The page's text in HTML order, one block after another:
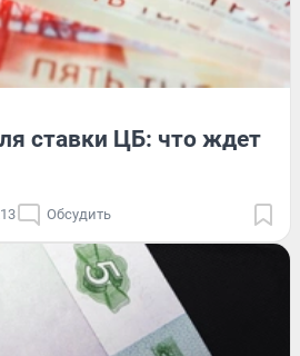
ставки ЦБ: что ждет
Обсудить